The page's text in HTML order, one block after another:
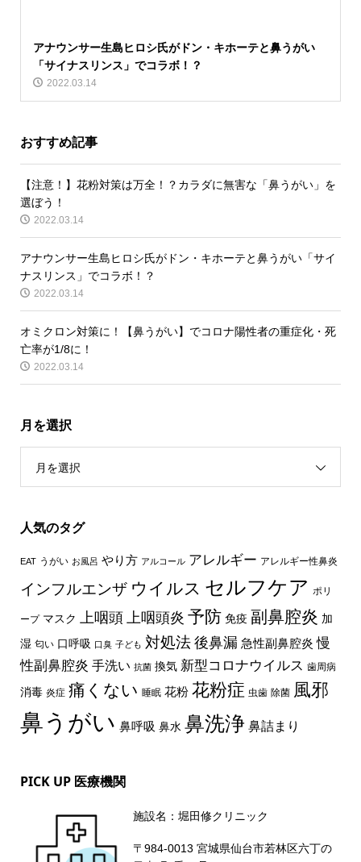
アナウンサー生島ヒロシ氏がドン・キホーテと鼻うがい
「サイナスリンス」でコラボ！？
2022.03.14
おすすめ記事
【注意！】花粉対策は万全！？カラダに無害な「鼻うがい」を
選ぼう！
2022.03.14
アナウンサー生島ヒロシ氏がドン・キホーテと鼻うがい「サイ
ナスリンス」でコラボ！？
2022.03.14
オミクロン対策に！【鼻うがい】でコロナ陽性者の重症化・死
亡率が1/8に！
2022.03.14
月を選択
月を選択
人気のタグ
EAT うがい お風呂 やり方 アルコール アレルギー アレルギー性鼻炎
インフルエンザ ウイルス セルフケア ポリ
ープ マスク 上咽頭上咽頭炎 予防 免疫 副鼻腔炎 加
湿 匂い 口呼吸 口臭 子ども 対処法後鼻漏 急性副鼻腔炎 慢
性副鼻腔炎 手洗い 抗菌 換気 新型コロナウイルス 歯周病
消毒 炎症 痛くない 睡眠 花粉 花粉症 虫歯 除菌 風邪
鼻うがい 鼻呼吸 鼻水 鼻洗浄 鼻詰まり
PICK UP 医療機関
施設名：堀田修クリニック
〒984-0013 宮城県仙台市若林区六丁の